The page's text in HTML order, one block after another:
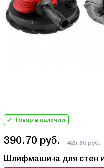
Товар в наличии
390.70 руб. 425.86 руб.
Шлифмашина для стен и